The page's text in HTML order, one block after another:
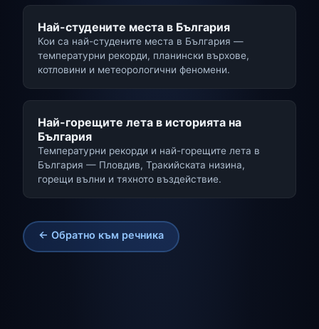
Най-студените места в България
Кои са най-студените места в България —
температурни рекорди, планински върхове,
котловини и метеорологични феномени.
Най-горещите лета в историята на
България
Температурни рекорди и най-горещите лета в
България — Пловдив, Тракийската низина,
горещи вълни и тяхното въздействие.
← Обратно към речника